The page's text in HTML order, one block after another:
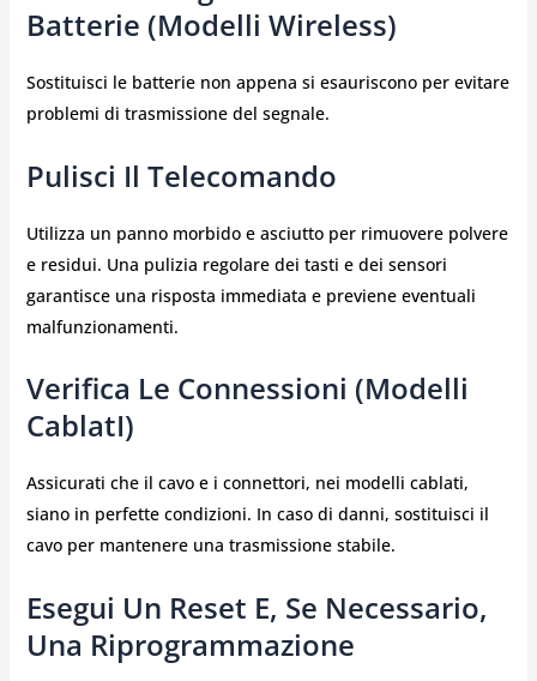
Batterie (Modelli Wireless)
Sostituisci le batterie non appena si esauriscono per evitare
problemi di trasmissione del segnale.
Pulisci Il Telecomando
Utilizza un panno morbido e asciutto per rimuovere polvere
e residui. Una pulizia regolare dei tasti e dei sensori
garantisce una risposta immediata e previene eventuali
malfunzionamenti.
Verifica Le Connessioni (Modelli
CablatI)
Assicurati che il cavo e i connettori, nei modelli cablati,
siano in perfette condizioni. In caso di danni, sostituisci il
cavo per mantenere una trasmissione stabile.
Esegui Un Reset E, Se Necessario,
Una Riprogrammazione